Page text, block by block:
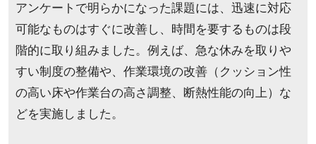
アンケートで明らかになった課題には、迅速に対応
可能なものはすぐに改善し、時間を要するものは段
階的に取り組みました。例えば、急な休みを取りや
すい制度の整備や、作業環境の改善（クッション性
の高い床や作業台の高さ調整、断熱性能の向上）な
どを実施しました。